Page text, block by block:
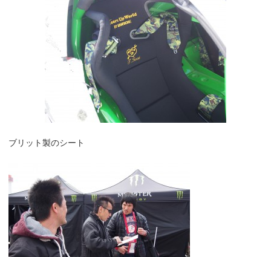
ブリット製のシート